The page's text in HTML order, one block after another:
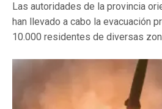
Las autoridades de la provincia
han llevado a cabo la evacuación
10.000 residentes de diversas